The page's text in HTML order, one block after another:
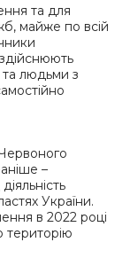
та для
майже по всій
людьми з
–
України.
в 2022 році
територію